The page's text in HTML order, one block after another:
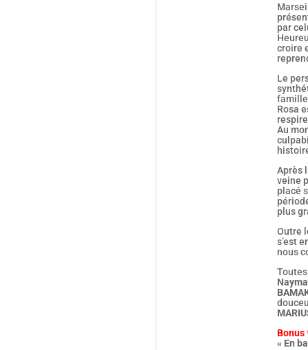
par
croire
Le
Rosa
Au
Après
veine
placé
plus
Outre
s’est
nous
Bonus
« En